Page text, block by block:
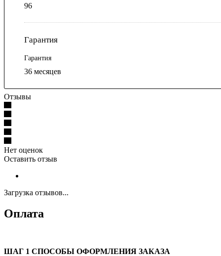
96
Гарантия
Гарантия
36 месяцев
Отзывы
Нет оценок
Оставить отзыв
Загрузка отзывов...
Оплата
ШАГ 1 СПОСОБЫ ОФОРМЛЕНИЯ ЗАКАЗА